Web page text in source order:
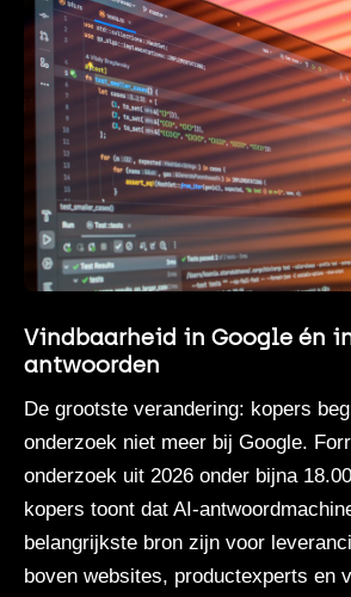
Vindbaarheid in Google én
antwoorden
De grootste verandering: kopers
onderzoek niet meer bij Google.
onderzoek uit 2026 onder bijna
kopers toont dat AI-
belangrijkste bron zijn voor
boven websites, productexperts en